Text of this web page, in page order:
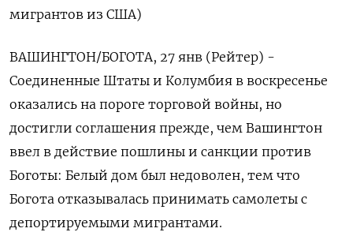
мигрантов из США)
ВАШИНГТОН/БОГОТА, 27 янв (Рейтер) -
Соединенные Штаты и Колумбия в воскресенье
оказались на пороге торговой войны, но
достигли соглашения прежде, чем Вашингтон
ввел в действие пошлины и санкции против
Боготы: Белый дом был недоволен, тем что
Богота отказывалась принимать самолеты с
депортируемыми мигрантами.